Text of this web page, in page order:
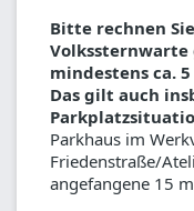
Bitte rechnen
mindestens ca.
Das gilt auch
Parkhaus im
Friedenstraße/
angefangene 15